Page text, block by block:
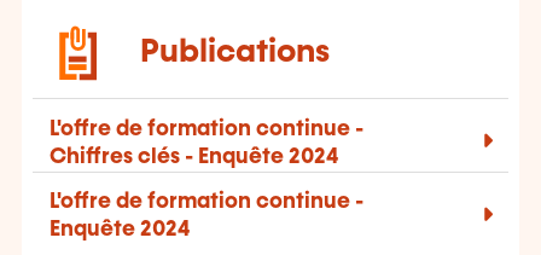
Publications
L'offre de formation continue -
Chiffres clés - Enquête 2024
L'offre de formation continue -
Enquête 2024